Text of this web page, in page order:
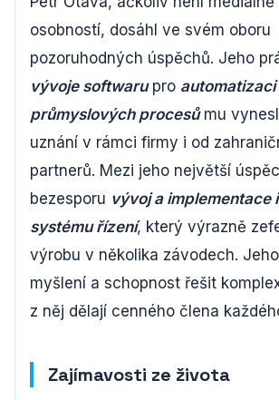
osobností, dosáhl ve svém oboru
pozoruhodných úspěchů. Jeho
vývoje softwarupro automatizaci
průmyslových procesůmu
uznání v rámci firmy i od
partnerů. Mezi jeho největší
bezesporu vývoj a implementace
systému řízení, který výrazně
výrobu v několika závodech.
myšlení a schopnost řešit
z něj dělají cenného člena
Zajímavosti ze života